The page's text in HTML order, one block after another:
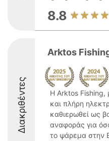
8.8
Διακριθέντες
Arktos
Η Arktos Fishing,
και πλήρη
καθιερωθεί ως
αναφοράς για
το ψάρεμα στην